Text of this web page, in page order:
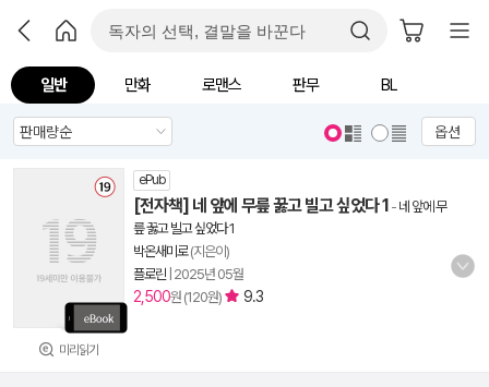
일반 만화 로맨스 판무 BL
옵션
미리읽기
ePub
[전자책] 네 앞에 무릎 꿇고 빌고 싶었다 1 - 네 앞에 무
릎 꿇고 빌고 싶었다 1
박온새미로(지은이)
플로린 2025년 05월
2,500원 (120원) 9.3